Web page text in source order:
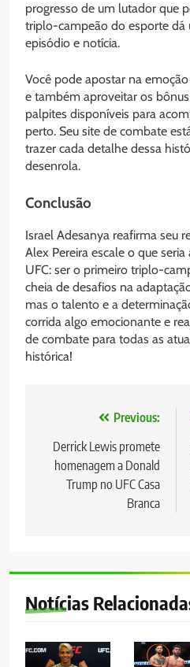
progresso de um lutador que
triplo-campeão do esporte dá
episódio e notícia.
Você pode apostar na
e também aproveitar os
palpites disponíveis para
perto. Seu site de combate
trazer cada detalhe dessa
desenrola.
Conclusão
Israel Adesanya reafirma seu
Alex Pereira escale o que
UFC: ser o primeiro triplo-
cheia de desafios na
mas o talento e a
corrida algo emocionante e
de combate para todas as
histórica!
Navegação
de
Post
Previous:
Derrick Lewis promete
homenagem a Donald
Trump no UFC Casa
Branca
Notícias